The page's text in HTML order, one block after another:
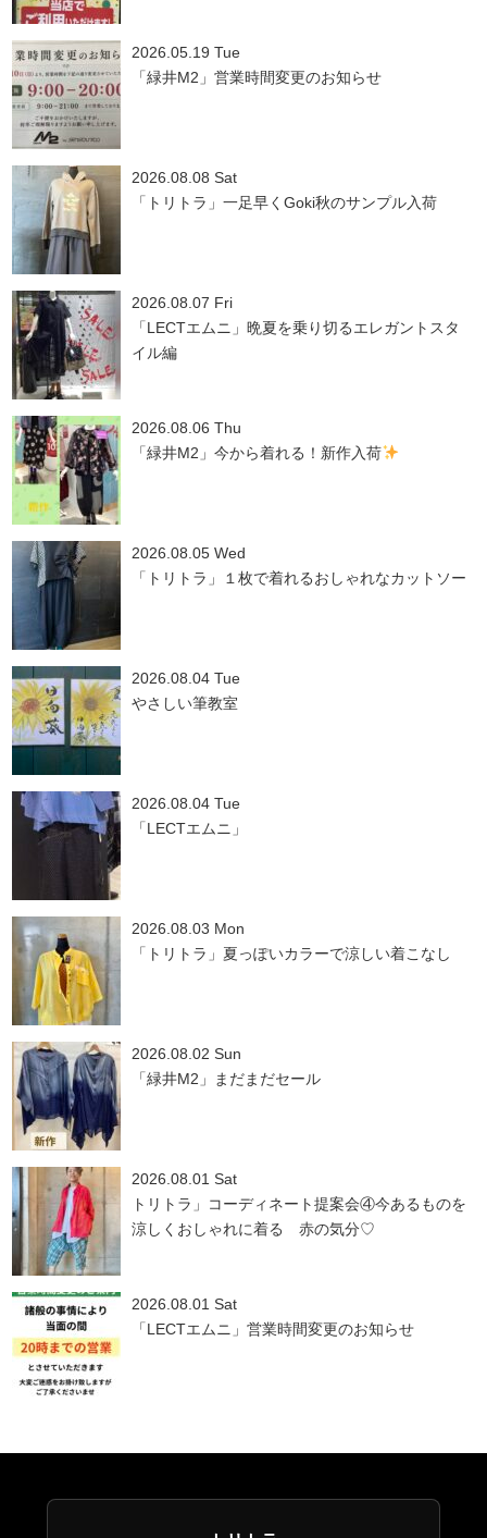
2026.05.19 Tue
「緑井M2」営業時間変更のお知らせ
2026.08.08 Sat
「トリトラ」一足早くGoki秋のサンプル入荷
2026.08.07 Fri
「LECTエムニ」晩夏を乗り切るエレガントスタ
イル編
2026.08.06 Thu
「緑井M2」今から着れる！新作入荷
2026.08.05 Wed
「トリトラ」１枚で着れるおしゃれなカットソー
2026.08.04 Tue
やさしい筆教室
2026.08.04 Tue
「LECTエムニ」
2026.08.03 Mon
「トリトラ」夏っぽいカラーで涼しい着こなし
2026.08.02 Sun
「緑井M2」まだまだセール
2026.08.01 Sat
トリトラ」コーディネート提案会④今あるものを
涼しくおしゃれに着る 赤の気分♡
2026.08.01 Sat
「LECTエムニ」営業時間変更のお知らせ